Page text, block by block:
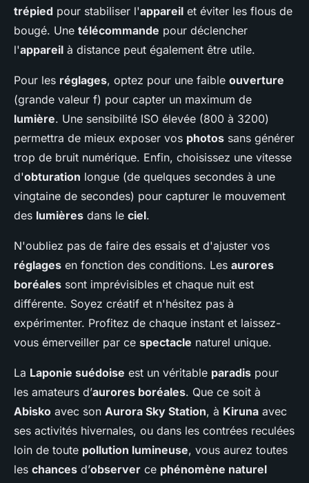
trépied pour stabiliser l'appareil et éviter les flous de
bougé. Une télécommande pour déclencher
l'appareil à distance peut également être utile.
Pour les réglages, optez pour une faible ouverture
(grande valeur f) pour capter un maximum de
lumière. Une sensibilité ISO élevée (800 à 3200)
permettra de mieux exposer vos photos sans générer
trop de bruit numérique. Enfin, choisissez une vitesse
d'obturation longue (de quelques secondes à une
vingtaine de secondes) pour capturer le mouvement
des lumières dans le ciel.
N'oubliez pas de faire des essais et d'ajuster vos
réglages en fonction des conditions. Les aurores
boréales sont imprévisibles et chaque nuit est
différente. Soyez créatif et n'hésitez pas à
expérimenter. Profitez de chaque instant et laissez-
vous émerveiller par ce spectacle naturel unique.
La Laponie suédoise est un véritable paradis pour
les amateurs d’aurores boréales. Que ce soit à
Abisko avec son Aurora Sky Station, à Kiruna avec
ses activités hivernales, ou dans les contrées reculées
loin de toute pollution lumineuse, vous aurez toutes
les chances d’observer ce phénomène naturel